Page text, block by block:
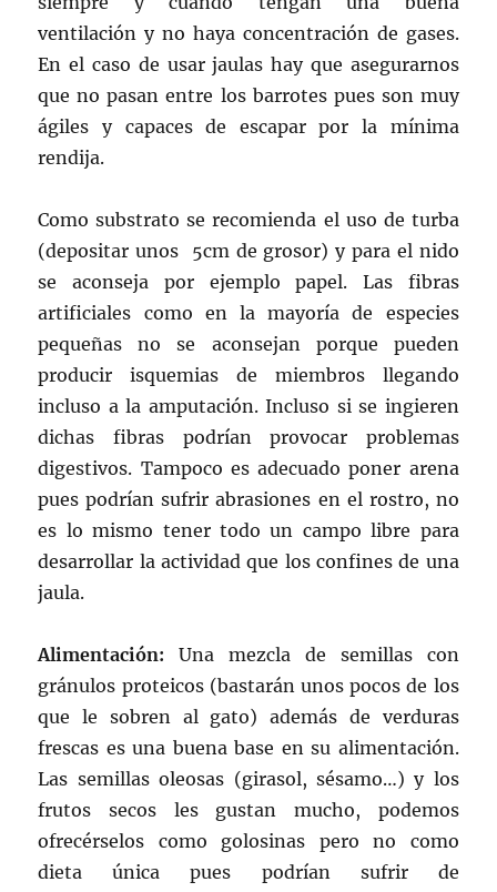
ventilación y no haya concentración de gases.
En el caso de usar jaulas hay que asegurarnos
que no pasan entre los barrotes pues son muy
ágiles y capaces de escapar por la mínima
rendija.
Como substrato se recomienda el uso de turba
(depositar unos 5cm de grosor) y para el nido
se aconseja por ejemplo papel. Las fibras
artificiales como en la mayoría de especies
pequeñas no se aconsejan porque pueden
producir isquemias de miembros llegando
incluso a la amputación. Incluso si se ingieren
dichas fibras podrían provocar problemas
digestivos. Tampoco es adecuado poner arena
pues podrían sufrir abrasiones en el rostro, no
es lo mismo tener todo un campo libre para
desarrollar la actividad que los confines de una
jaula.
Alimentación:Una mezcla de semillas con
gránulos proteicos (bastarán unos pocos de los
que le sobren al gato) además de verduras
frescas es una buena base en su alimentación.
Las semillas oleosas (girasol, sésamo…) y los
frutos secos les gustan mucho, podemos
ofrecérselos como golosinas pero no como
dieta única pues podrían sufrir de